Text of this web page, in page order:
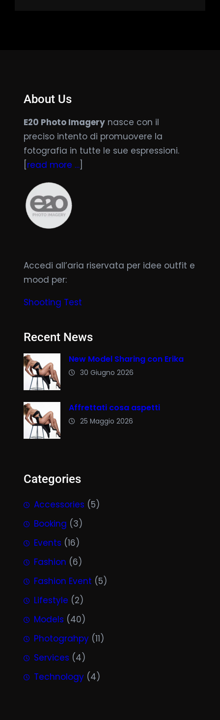
About Us
E20 Photo Imagery nasce con il
preciso intento di promuovere la
fotografia in tutte le sue espressioni.
read more …
Accedi all’aria riservata per idee outfit e
mood per:
Shooting Test
Recent News
New Model Sharing con Erika
30 Giugno 2026
Affrettati cosa aspetti
25 Maggio 2026
Categories
Accessories (5)
Booking (3)
Events (16)
Fashion (6)
Fashion Event (5)
Lifestyle (2)
Models (40)
Photograhpy (11)
Services (4)
Technology (4)